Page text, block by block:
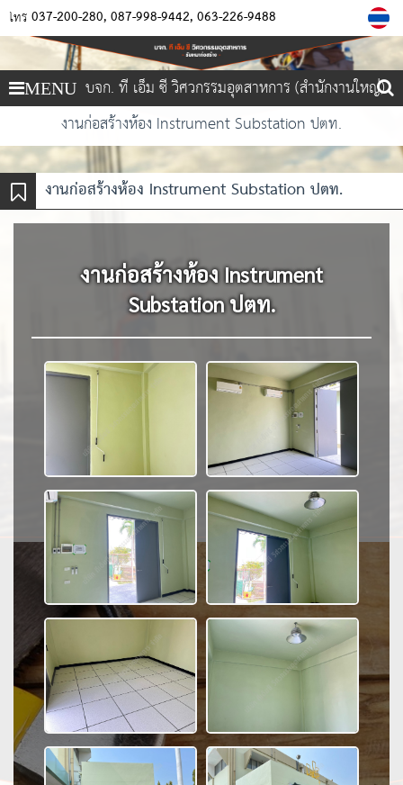
โทร 037-200-280 087-998-9442 063-226-9488
MENU บจก. ที เอ็ม ซี วิศวกรรมอุตสาหการ (สำนักงานใหญ่)
งานก่อสร้างห้อง Instrument Substation ปตท.
งานก่อสร้างห้อง Instrument Substation ปตท.
งานก่อสร้างห้อง Instrument
Substation ปตท.